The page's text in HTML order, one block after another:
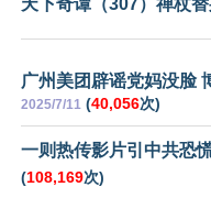
天下奇谭（307）禅杖
广州美团辟谣党妈没脸
2025/7/11 (40,056次)
一则热传影片引中共恐
(108,169次)